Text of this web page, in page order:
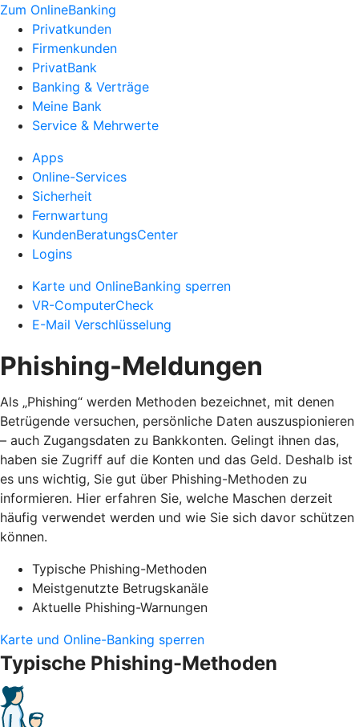
Zum OnlineBanking
Privatkunden
Firmenkunden
PrivatBank
Banking & Verträge
Meine Bank
Service & Mehrwerte
Apps
Online-Services
Sicherheit
Fernwartung
KundenBeratungsCenter
Logins
Karte und OnlineBanking sperren
VR-ComputerCheck
E-Mail Verschlüsselung
Phishing-Meldungen
Als „Phishing“ werden Methoden bezeichnet, mit denen
Betrügende versuchen, persönliche Daten auszuspionieren
– auch Zugangsdaten zu Bankkonten. Gelingt ihnen das,
haben sie Zugriff auf die Konten und das Geld. Deshalb ist
es uns wichtig, Sie gut über Phishing-Methoden zu
informieren. Hier erfahren Sie, welche Maschen derzeit
häufig verwendet werden und wie Sie sich davor schützen
können.
Typische Phishing-Methoden
Meistgenutzte Betrugskanäle
Aktuelle Phishing-Warnungen
Karte und Online-Banking sperren
Typische Phishing-Methoden